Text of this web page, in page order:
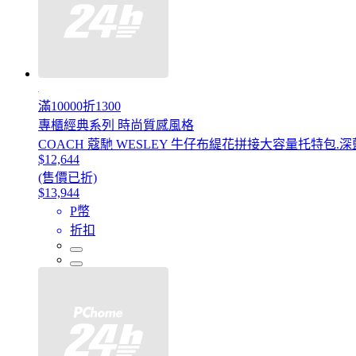
滿10000折1300
專櫃經典系列 時尚質感風格
COACH 蔻馳 WESLEY 牛仔布緹花拼接大容量托特包.深
$12,644
(售價已折)
$13,944
P幣
折扣